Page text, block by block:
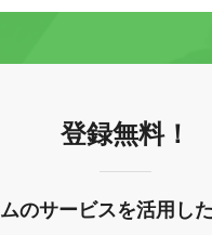
登録無料！
のサービスを活用し